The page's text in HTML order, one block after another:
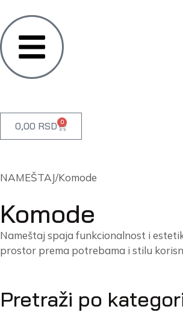
0,00 RSD 0
NAMEŠTAJ/Komode
Komode
Nameštaj spaja funkcionalnost i
prostor prema potrebama i stilu
Pretraži po